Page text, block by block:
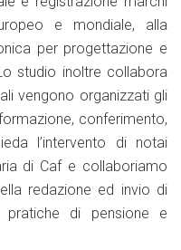
e mondiale, alla
per progettazione e
studio inoltre collabora
vengono organizzati gli
conferimento,
l’intervento di notai
di Caf e collaboriamo
redazione ed invio di
pratiche di pensione e